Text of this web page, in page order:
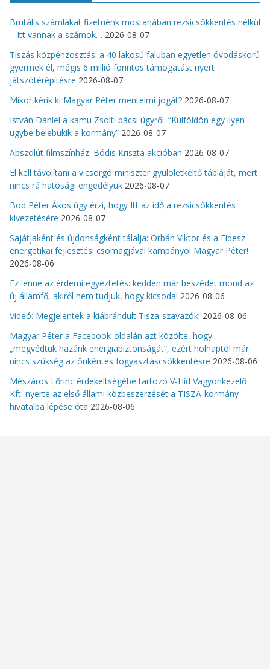
Brutális számlákat fizetnénk mostanában rezsicsökkentés nélkül
– Itt vannak a számok… 2026-08-07
Tiszás közpénzosztás: a 40 lakosú faluban egyetlen óvodáskorú
gyermek él, mégis 6 millió forintos támogatást nyert
játszótérépítésre 2026-08-07
Mikor kérik ki Magyar Péter mentelmi jogát? 2026-08-07
István Dániel a kamu Zsolti bácsi ügyről: “Külföldön egy ilyen
ügybe belebukik a kormány” 2026-08-07
Abszolút filmszínház: Bódis Kriszta akcióban 2026-08-07
El kell távolítani a vicsorgó miniszter gyülöletkeltő tábláját, mert
nincs rá hatósági engedélyük 2026-08-07
Bod Péter Ákos úgy érzi, hogy Itt az idő a rezsicsökkentés
kivezetésére 2026-08-07
Sajátjaként és újdonságként tálalja: Orbán Viktor és a Fidesz
energetikai fejlesztési csomagjával kampányol Magyar Péter!
2026-08-06
Ez lenne az érdemi egyeztetés: kedden már beszédet mond az
új államfő, akiről nem tudjuk, hogy kicsoda! 2026-08-06
Videó: Megjelentek a kiábrándult Tisza-szavazók! 2026-08-06
Magyar Péter a Facebook-oldalán azt közölte, hogy
„megvédtük hazánk energiabiztonságát”, ezért holnaptól már
nincs szükség az önkéntes fogyasztáscsökkentésre 2026-08-06
Mészáros Lőrinc érdekeltségébe tartozó V-Híd Vagyonkezelő
Kft. nyerte az első állami közbeszerzését a TISZA-kormány
hivatalba lépése óta 2026-08-06